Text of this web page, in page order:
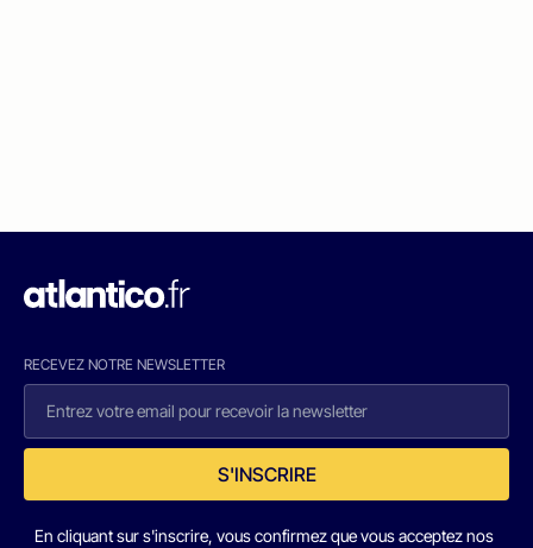
RECEVEZ NOTRE NEWSLETTER
S'INSCRIRE
En cliquant sur s'inscrire, vous confirmez que vous acceptez nos